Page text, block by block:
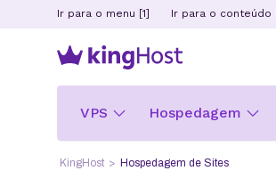
Ir para o menu [1] Ir para o conteúdo
VPS Hospedagem
KingHost Hospedagem de Sites